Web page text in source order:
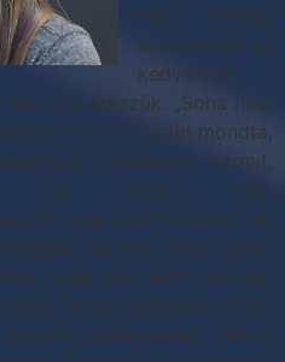
mint mindig
aranyosnak és
kedvesnek
így érezzük. „Soha nem
os Tóth Szabi mondta,
Csinálhatsz bármit,
jól, lehet mély
vagy bármi lehetsz, de
rád azt, hogy „olyan
hogy ezt miért mondja.
hogy egyáltalán nem.
szeressenek, akkor